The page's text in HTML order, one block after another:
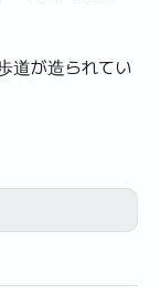
道が造られてい